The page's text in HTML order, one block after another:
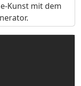
Kunst mit dem